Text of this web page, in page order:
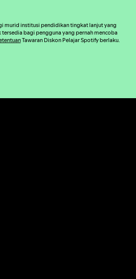
murid institusi pendidikan tingkat lanjut yang
bagi pengguna yang pernah mencoba
Tawaran Diskon Pelajar Spotify berlaku.